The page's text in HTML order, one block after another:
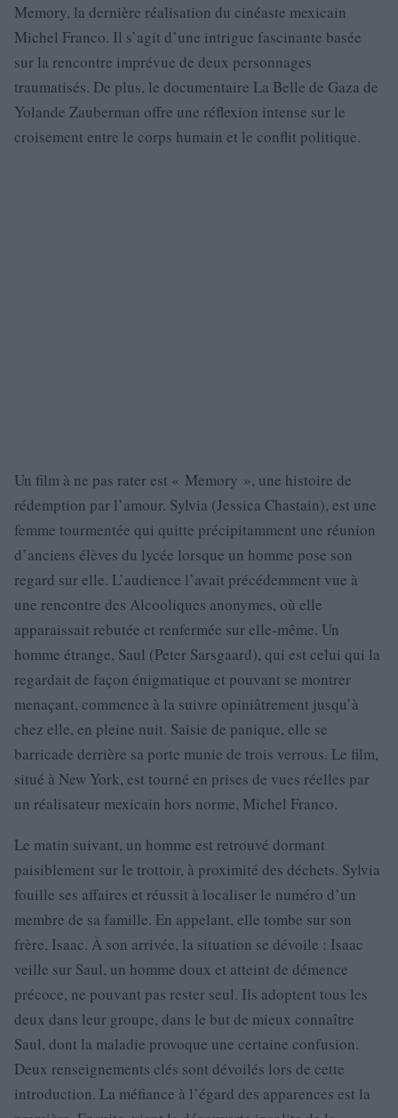
Memory, la dernière réalisation du cinéaste mexicain
Michel Franco. Il s’agit d’une intrigue fascinante basée
sur la rencontre imprévue de deux personnages
traumatisés. De plus, le documentaire La Belle de Gaza de
Yolande Zauberman offre une réflexion intense sur le
croisement entre le corps humain et le conflit politique.
Un film à ne pas rater est « Memory », une histoire de
rédemption par l’amour. Sylvia (Jessica Chastain), est une
femme tourmentée qui quitte précipitamment une réunion
d’anciens élèves du lycée lorsque un homme pose son
regard sur elle. L’audience l’avait précédemment vue à
une rencontre des Alcooliques anonymes, où elle
apparaissait rebutée et renfermée sur elle-même. Un
homme étrange, Saul (Peter Sarsgaard), qui est celui qui la
regardait de façon énigmatique et pouvant se montrer
menaçant, commence à la suivre opiniâtrement jusqu’à
chez elle, en pleine nuit. Saisie de panique, elle se
barricade derrière sa porte munie de trois verrous. Le film,
situé à New York, est tourné en prises de vues réelles par
un réalisateur mexicain hors norme, Michel Franco.
Le matin suivant, un homme est retrouvé dormant
paisiblement sur le trottoir, à proximité des déchets. Sylvia
fouille ses affaires et réussit à localiser le numéro d’un
membre de sa famille. En appelant, elle tombe sur son
frère, Isaac. À son arrivée, la situation se dévoile : Isaac
veille sur Saul, un homme doux et atteint de démence
précoce, ne pouvant pas rester seul. Ils adoptent tous les
deux dans leur groupe, dans le but de mieux connaître
Saul, dont la maladie provoque une certaine confusion.
Deux renseignements clés sont dévoilés lors de cette
introduction. La méfiance à l’égard des apparences est la